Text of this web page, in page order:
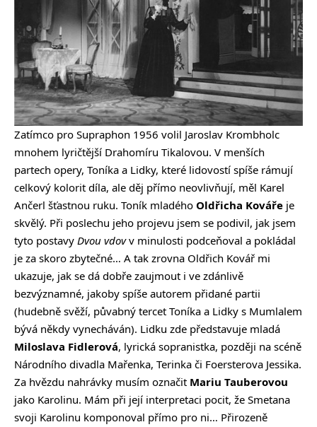
Zatímco pro Supraphon 1956 volil Jaroslav Krombholc
mnohem lyričtější Drahomíru Tikalovou. V menších
partech opery, Toníka a Lidky, které lidovostí spíše rámují
celkový kolorit díla, ale děj přímo neovlivňují, měl Karel
Ančerl šťastnou ruku. Toník mladého Oldřicha Kováře je
skvělý. Při poslechu jeho projevu jsem se podivil, jak jsem
tyto postavy Dvou vdovv minulosti podceňoval a pokládal
je za skoro zbytečné… A tak zrovna Oldřich Kovář mi
ukazuje, jak se dá dobře zaujmout i ve zdánlivě
bezvýznamné, jakoby spíše autorem přidané partii
(hudebně svěží, půvabný tercet Toníka a Lidky s Mumlalem
bývá někdy vynecháván). Lidku zde představuje mladá
Miloslava Fidlerová, lyrická sopranistka, později na scéně
Národního divadla Mařenka, Terinka či Foersterova Jessika.
Za hvězdu nahrávky musím označit Mariu Tauberovou
jako Karolinu. Mám při její interpretaci pocit, že Smetana
svoji Karolinu komponoval přímo pro ni… Přirozeně